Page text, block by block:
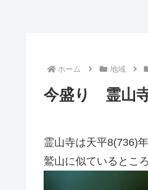
ホーム 地域
今盛り 霊山
霊山寺は天平8(736)
鷲山に似ているとこ